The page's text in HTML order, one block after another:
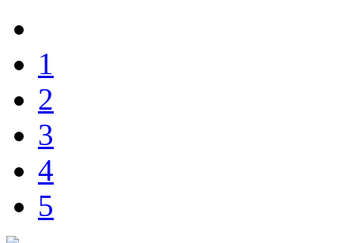
1
2
3
4
5